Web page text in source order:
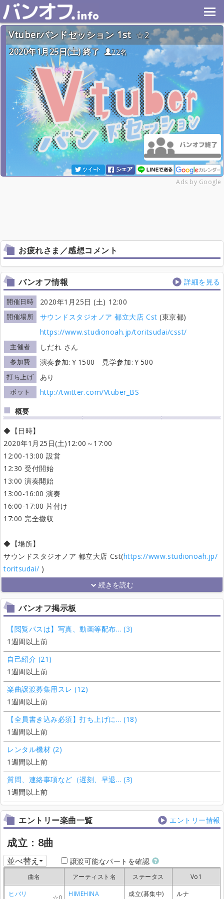
Vtuberバンドセッション 1st
2
2020年1月25日(土) 終了
22名
Ads by Google
お疲れさま／感想コメント
バンオフ情報 詳細を見る
開催日時 2020年1月25日 (土) 12:00
開催場所 サウンドスタジオノア 都立大店 Cst (東京都)
https://www.studionoah.jp/toritsudai/csst/
主催者 しだれ さん
参加費 演奏参加:￥1500 見学参加:￥500
打ち上げ あり
ボット
http://twitter.com/Vtuber_BS
概要
◆【日時】
2020年1月25日(土)12:00～17:00
12:00-13:00 設営
12:30 受付開始
13:00 演奏開始
13:00-16:00 演奏
16:00-17:00 片付け
17:00 完全撤収
◆【場所】
サウンドスタジオノア 都立大店 Cst(https://www.studionoah.jp/
toritsudai/ )
バンオフ掲示板
【閲覧パスは】写真、動画等配布... (3)
1週間以上前
自己紹介 (21)
1週間以上前
楽曲譲渡募集用スレ (12)
1週間以上前
【全員書き込み必須】打ち上げに... (18)
1週間以上前
レンタル機材 (2)
1週間以上前
質問、連絡事項など（遅刻、早退... (3)
1週間以上前
エントリー楽曲一覧 エントリー情報
成立：8曲
並べ替え 譲渡可能なパートを確認
曲名 アーティスト名 ステータス
Vo1
ヒバリ
HIMEHINA 成立(募集中) ルナ
曲名 アーティスト名 ステータス
Vo1
ヒバリ
HIMEHINA 成立(募集中) ルナ
曲名 アーティスト名 ステータス
Vo1
ヒバリ
HIMEHINA 成立(募集中) ルナ
曲名 アーティスト名 ステータス
Vo1
ヒバリ
HIMEHINA 成立(募集中) ルナ